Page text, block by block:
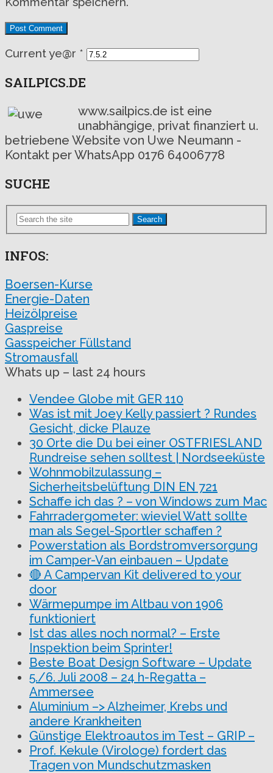
Current ye@r *
SAILPICS.DE
www.sailpics.de ist eine
unabhängige, privat finanziert u.
betriebene Website von Uwe Neumann -
Kontakt per WhatsApp 0176 64006778
SUCHE
Search
INFOS:
Boersen-Kurse
Energie-Daten
Heizölpreise
Gaspreise
Gasspeicher Füllstand
Stromausfall
Whats up – last 24 hours
Vendee Globe mit GER 110
Was ist mit Joey Kelly passiert ? Rundes
Gesicht, dicke Plauze
30 Orte die Du bei einer OSTFRIESLAND
Rundreise sehen solltest | Nordseeküste
Wohnmobilzulassung –
Sicherheitsbelüftung DIN EN 721
Schaffe ich das ? – von Windows zum Mac
Fahrradergometer: wieviel Watt sollte
man als Segel-Sportler schaffen ?
Powerstation als Bordstromversorgung
im Camper-Van einbauen – Update
🔴 A Campervan Kit delivered to your
door
Wärmepumpe im Altbau von 1906
funktioniert
Ist das alles noch normal? – Erste
Inspektion beim Sprinter!
Beste Boat Design Software – Update
5./6. Juli 2008 – 24 h-Regatta –
Ammersee
Aluminium –> Alzheimer, Krebs und
andere Krankheiten
Günstige Elektroautos im Test – GRIP –
Prof. Kekule (Virologe) fordert das
Tragen von Mundschutzmasken